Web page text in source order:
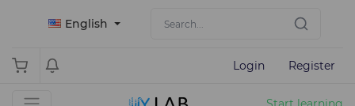
English
Login Register